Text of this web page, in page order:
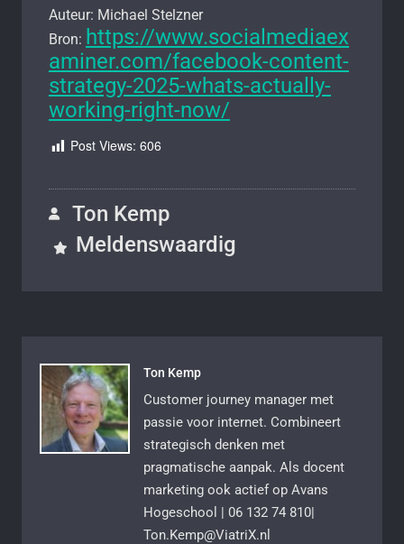
Auteur: Michael Stelzner
Bron: https://www.socialmediaex
aminer.com/facebook-content-
strategy-2025-whats-actually-
working-right-now/
Post Views: 606
Ton Kemp
Meldenswaardig
Ton Kemp
Customer journey manager met
passie voor internet. Combineert
strategisch denken met
pragmatische aanpak. Als docent
marketing ook actief op Avans
Hogeschool | 06 132 74 810|
Ton.Kemp@ViatriX.nl